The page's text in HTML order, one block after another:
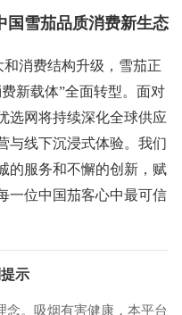
雪茄品质消费新生态
消费结构升级，雪茄正
新载体”全面转型。面对
选网将持续深化全球供应
与线下沉浸式体验。我们
的服务和不懈的创新，赋
一位中国茄客心中最可信
示
念。吸烟有害健康，本平台